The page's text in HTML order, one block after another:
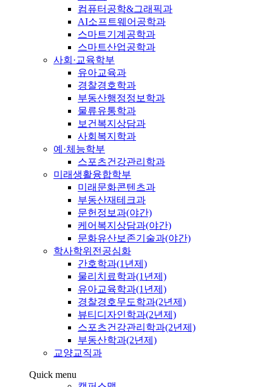
컴퓨터공학&그래픽과
AI소프트웨어공학과
스마트기계공학과
스마트산업공학과
사회·교육학부
유아교육과
경찰경호학과
부동산행정정보학과
물류유통학과
보건복지상담과
사회복지학과
예·체능학부
스포츠건강관리학과
미래생활융합학부
미래문화콘텐츠과
부동산재테크과
문헌정보과(야간)
케어복지상담과(야간)
문화유산보존기술과(야간)
학사학위전공심화
간호학과(1년제)
물리치료학과(1년제)
유아교육학과(1년제)
경찰경호무도학과(2년제)
뷰티디자인학과(2년제)
스포츠건강관리학과(2년제)
부동산학과(2년제)
교양교직과
Quick menu